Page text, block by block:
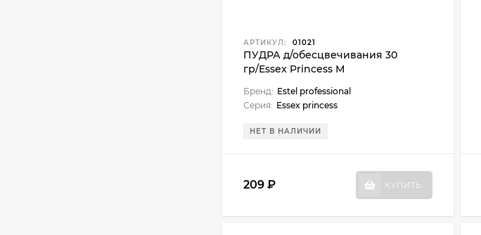
АРТИКУЛ: 01021
ПУДРА д/обесцвечивания 30
гр/Essex Princess М
Бренд: Estel professional
Серия: Essex princess
НЕТ В НАЛИЧИИ
209 ₽ КУПИТЬ